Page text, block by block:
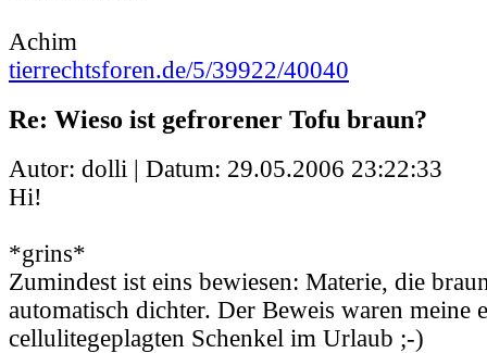
Achim
tierrechtsforen.de/5/39922/40040
Re: Wieso ist gefrorener Tofu braun?
Autor: dolli | Datum: 29.05.2006 23:22:33
Hi!
*grins*
Zumindest ist eins bewiesen: Materie, die
automatisch dichter. Der Beweis waren meine
cellulitegeplagten Schenkel im Urlaub ;-)